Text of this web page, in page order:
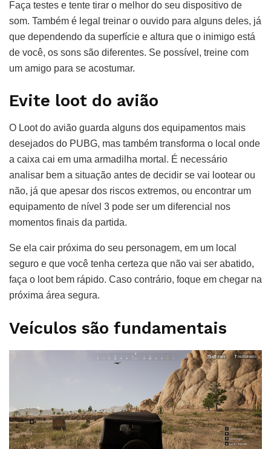
Faça testes e tente tirar o melhor do seu dispositivo de
som. Também é legal treinar o ouvido para alguns deles, já
que dependendo da superfície e altura que o inimigo está
de você, os sons são diferentes. Se possível, treine com
um amigo para se acostumar.
Evite loot do avião
O Loot do avião guarda alguns dos equipamentos mais
desejados do PUBG, mas também transforma o local onde
a caixa cai em uma armadilha mortal. É necessário
analisar bem a situação antes de decidir se vai lootear ou
não, já que apesar dos riscos extremos, ou encontrar um
equipamento de nível 3 pode ser um diferencial nos
momentos finais da partida.
Se ela cair próxima do seu personagem, em um local
seguro e que você tenha certeza que não vai ser abatido,
faça o loot bem rápido. Caso contrário, foque em chegar na
próxima área segura.
Veículos são fundamentais